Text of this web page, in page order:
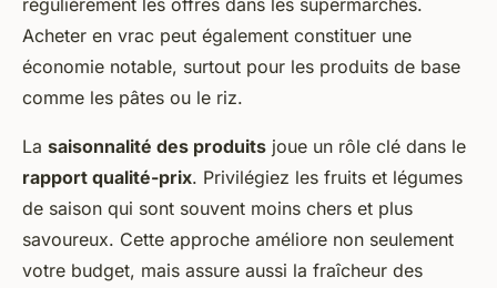
Acheter en vrac peut également constituer une
économie notable, surtout pour les produits de base
comme les pâtes ou le riz.
La saisonnalité des produits joue un rôle clé dans le
rapport qualité-prix. Privilégiez les fruits et légumes
de saison qui sont souvent moins chers et plus
savoureux. Cette approche améliore non seulement
votre budget, mais assure aussi la fraîcheur des